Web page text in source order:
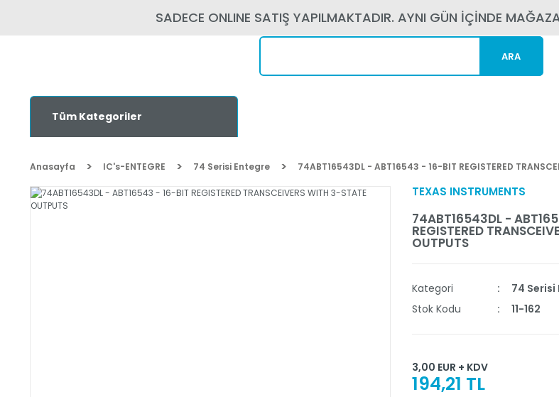
SADECE ONLINE SATIŞ YAPILMAKTADIR. AYNI GÜN İÇİNDE
ARA
Tüm Kategoriler
Anasayfa IC's-ENTEGRE 74 Serisi Entegre 74ABT16543DL - ABT16543 - 16-BIT REGISTERED
TEXAS INSTRUMENTS
74ABT16543DL -
REGISTERED
OUTPUTS
Kategori
74 Serisi
Stok Kodu
11-162
3,00 EUR + KDV
194,21 TL